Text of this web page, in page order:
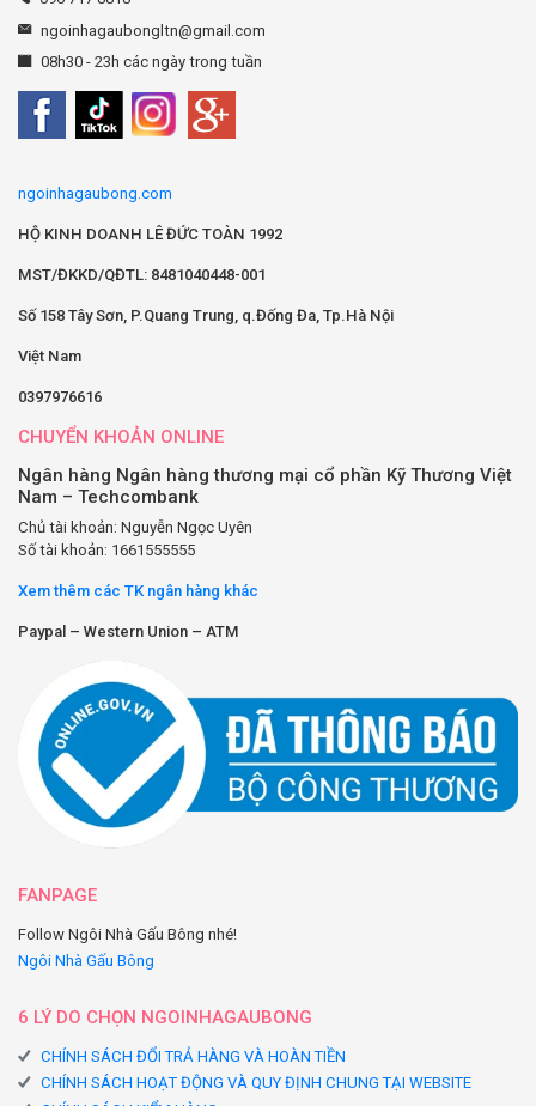
ngoinhagaubongltn@gmail.com
08h30 - 23h các ngày trong tuần
ngoinhagaubong.com
HỘ KINH DOANH LÊ ĐỨC TOÀN 1992
MST/ĐKKD/QĐTL: 8481040448-001
Số 158 Tây Sơn, P.Quang Trung, q.Đống Đa, Tp.Hà Nội
Việt Nam
0397976616
CHUYỂN KHOẢN ONLINE
Ngân hàng Ngân hàng thương mại cổ phần Kỹ Thương Việt
Nam – Techcombank
Chủ tài khoản: Nguyễn Ngọc Uyên
Số tài khoản: 1661555555
Xem thêm các TK ngân hàng khác
Paypal – Western Union – ATM
FANPAGE
Follow Ngôi Nhà Gấu Bông nhé!
Ngôi Nhà Gấu Bông
6 LÝ DO CHỌN NGOINHAGAUBONG
CHÍNH SÁCH ĐỔI TRẢ HÀNG VÀ HOÀN TIỀN
CHÍNH SÁCH HOẠT ĐỘNG VÀ QUY ĐỊNH CHUNG TẠI WEBSITE